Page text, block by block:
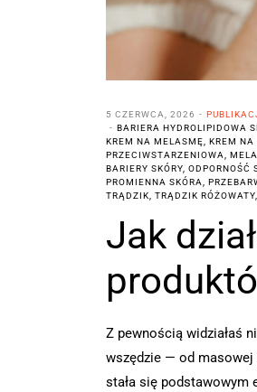
5 CZERWCA, 2026
BARIERA HYDROLIPIDOWA
KREM NA MELASMĘ, KREM NA
PRZECIWSTARZENIOWA,
BARIERY SKÓRY, ODPORNOŚĆ
PROMIENNA SKÓRA,
TRĄDZIK, TRĄDZIK RÓŻOWATY,
Jak
Z pewnością widziałaś
wszędzie — od masowej
stała się podstawowym